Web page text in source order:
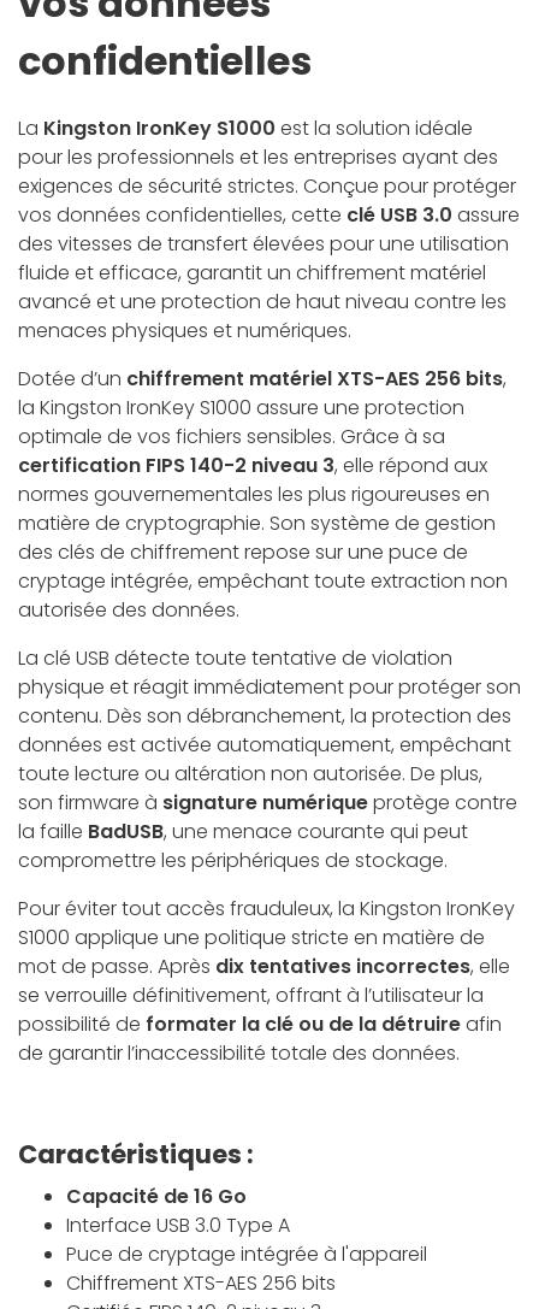
confidentielles
La Kingston IronKey S1000 est la solution idéale
pour les professionnels et les entreprises ayant des
exigences de sécurité strictes. Conçue pour protéger
vos données confidentielles, cette clé USB 3.0 assure
des vitesses de transfert élevées pour une utilisation
fluide et efficace, garantit un chiffrement matériel
avancé et une protection de haut niveau contre les
menaces physiques et numériques.
Dotée d’un chiffrement matériel XTS-AES 256 bits,
la Kingston IronKey S1000 assure une protection
optimale de vos fichiers sensibles. Grâce à sa
certification FIPS 140-2 niveau 3, elle répond aux
normes gouvernementales les plus rigoureuses en
matière de cryptographie. Son système de gestion
des clés de chiffrement repose sur une puce de
cryptage intégrée, empêchant toute extraction non
autorisée des données.
La clé USB détecte toute tentative de violation
physique et réagit immédiatement pour protéger son
contenu. Dès son débranchement, la protection des
données est activée automatiquement, empêchant
toute lecture ou altération non autorisée. De plus,
son firmware à signature numériqueprotège contre
la faille BadUSB, une menace courante qui peut
compromettre les périphériques de stockage.
Pour éviter tout accès frauduleux, la Kingston IronKey
S1000 applique une politique stricte en matière de
mot de passe. Après dix tentatives incorrectes, elle
se verrouille définitivement, offrant à l’utilisateur la
possibilité de formater la clé ou de la détruireafin
de garantir l’inaccessibilité totale des données.
Caractéristiques :
Capacité de 16 Go
Interface USB 3.0 Type A
Puce de cryptage intégrée à l'appareil
Chiffrement XTS-AES 256 bits